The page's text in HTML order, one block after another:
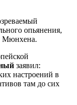
опьянения,
Мюнхена.
заявил:
настроений в
там до сих